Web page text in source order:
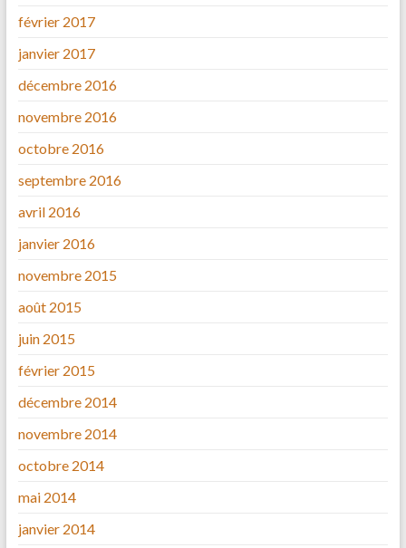
février 2017
janvier 2017
décembre 2016
novembre 2016
octobre 2016
septembre 2016
avril 2016
janvier 2016
novembre 2015
août 2015
juin 2015
février 2015
décembre 2014
novembre 2014
octobre 2014
mai 2014
janvier 2014